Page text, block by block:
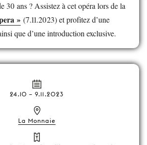
30 ans ? Assistez à cet opéra lors de la
» (7.11.2023) et profitez d’une
que d’une introduction exclusive.
24.10 – 9.11.2023
La Monnaie